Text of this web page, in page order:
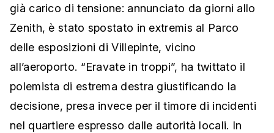
già carico di tensione: annunciato da giorni allo
Zenith, è stato spostato in extremis al Parco
delle esposizioni di Villepinte, vicino
all’aeroporto. “Eravate in troppi”, ha twittato il
polemista di estrema destra giustificando la
decisione, presa invece per il timore di incidenti
nel quartiere espresso dalle autorità locali. In